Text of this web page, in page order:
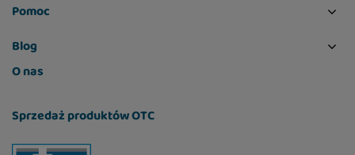
Pomoc
Blog
O nas
Sprzedaż produktów OTC